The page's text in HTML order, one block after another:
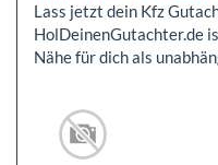
Lass jetzt dein Kfz
HolDeinenGutachter.de
Nähe für dich als